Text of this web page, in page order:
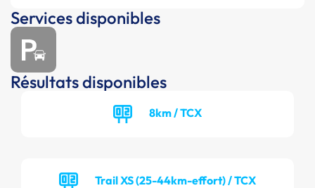
Services disponibles
Résultats disponibles
8km / TCX
Trail XS (25-44km-effort) / TCX